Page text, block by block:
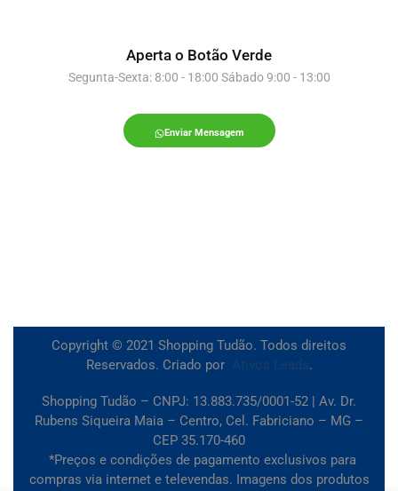
Aperta o Botão Verde
Segunta-Sexta: 8:00 - 18:00 Sábado 9:00 - 13:00
Enviar Mensagem
Copyright © 2021 Shopping Tudão. Todos direitos
Reservados. Criado por
.
Shopping Tudão – CNPJ: 13.883.735/0001-52 | Av. Dr.
Rubens Siqueira Maia – Centro, Cel. Fabriciano – MG –
CEP 35.170-460
*Preços e condições de pagamento exclusivos para
compras via internet e televendas. Imagens dos produtos